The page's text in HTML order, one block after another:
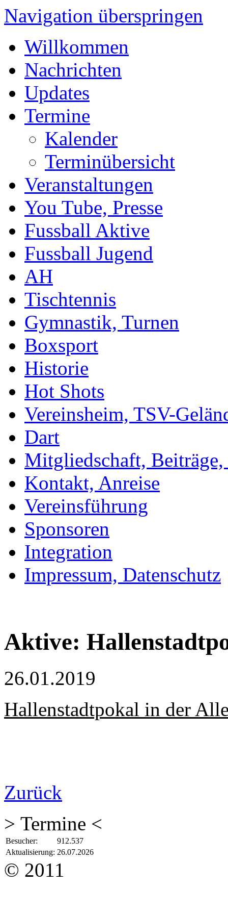
Navigation überspringen
Willkommen
Nachrichten
Updates
Termine
Kalender
Terminübersicht
Veranstaltungen
You Tube, Presse
Fussball Aktive
Fussball Jugend
AH
Tischtennis
Gymnastik, Turnen
Boxsport
Historie
Hot Shots
Vereinsheim, TSV-
Dart
Mitgliedschaft,
Kontakt, Anreise
Vereinsführung
Sponsoren
Integration
Impressum, Datenschutz
Aktive:
26.01.2019
Hallenstadtpokal in der
Zurück
> Termine <
Besucher:
912.537
Aktualisierung: 26.07.2026
© 2011